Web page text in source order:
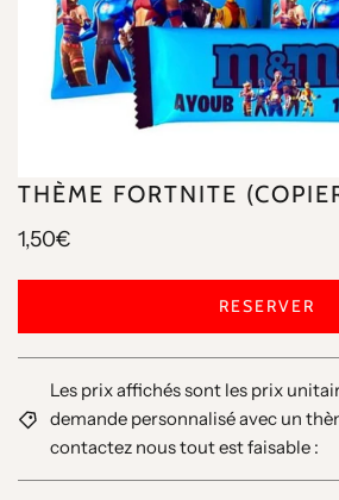
THÈME FORTNITE
1,50€
RESERVER
Les prix affichés sont les prix
demande personnalisé avec un
contactez nous tout est faisable :